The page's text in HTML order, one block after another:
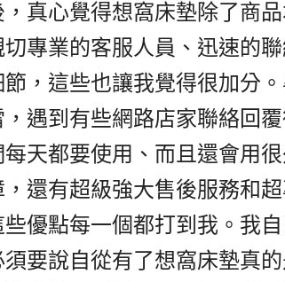
真心覺得想窩床墊除了商
專業的客服人員、迅速的
，這些也讓我覺得很加分
遇到有些網路店家聯絡回
天都要使用、而且還會用
還有超級強大售後服務和
優點每一個都打到我。我
要說自從有了想窩床墊真